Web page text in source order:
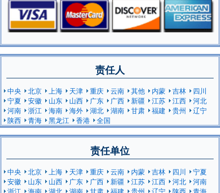
责任人
中央 北京 上海 天津 重庆 云南 其他 内蒙 吉林
四川
宁夏
安徽 山东 山西 广东 广西 新疆 江苏 江西
河北
河南
浙江 海南 海外 湖北 湖南 甘肃 福建 贵州
辽宁
陕西
青海 黑龙江 香港 全国
责任单位
中央 北京 上海 天津 重庆 云南 内蒙 吉林 四川
宁夏
安徽
山东 山西 广东 广西 新疆 江苏 江西 河北
河南
浙江
海南 湖北 湖南 甘肃 福建 贵州 辽宁 陕西
青海